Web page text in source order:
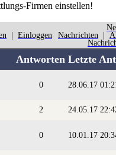
Firmen einstellen!
Einloggen
Nachrichten
Antworten Letzte
0 28.06.17
2
24.05.17
0 10.01.17